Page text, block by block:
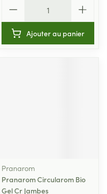
Ajouter au panier
Pranarom
Pranarom Circularom Bio
Gel Cr Jambes